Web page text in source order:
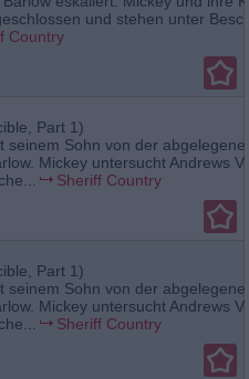
und stehen unter
Country
Part 1)
seinem Sohn von der
Mickey untersucht Andrews
Sheriff Country
Part 1)
seinem Sohn von der
Mickey untersucht Andrews
Sheriff Country